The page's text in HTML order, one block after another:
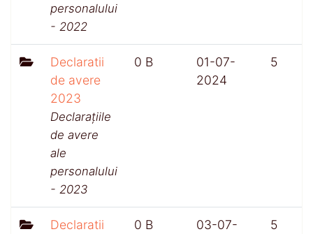
personalului
- 2022
Declaratii
de avere
2023
Declarațiile
de avere
ale
personalului
- 2023
0 B
01-07-
2024
5
Declaratii
0 B
03-07-
5